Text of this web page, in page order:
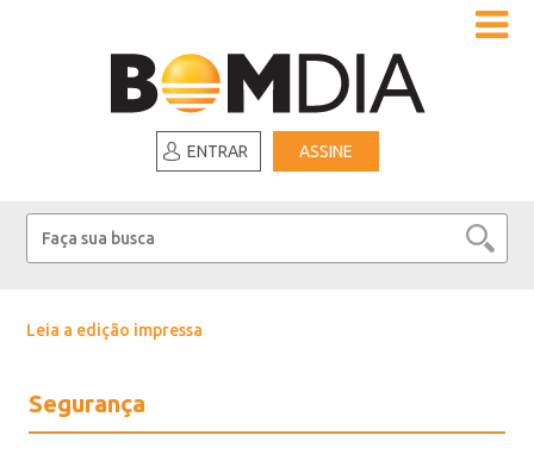
ENTRAR ASSINE
Leia a edição impressa
Segurança